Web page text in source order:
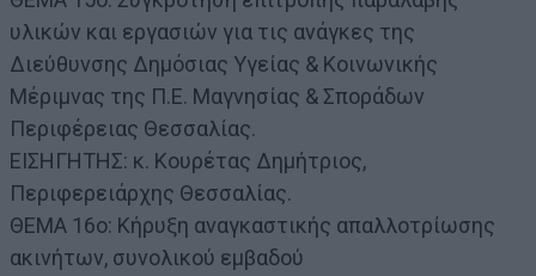
υλικών και εργασιών για τις ανάγκες της
Διεύθυνσης Δημόσιας Υγείας & Κοινωνικής
Μέριμνας της Π.Ε. Μαγνησίας & Σποράδων
Περιφέρειας Θεσσαλίας.
ΕΙΣΗΓΗΤΗΣ: κ. Κουρέτας Δημήτριος,
Περιφερειάρχης Θεσσαλίας.
ΘΕΜΑ 16ο: Κήρυξη αναγκαστικής απαλλοτρίωσης
ακινήτων, συνολικού εμβαδού